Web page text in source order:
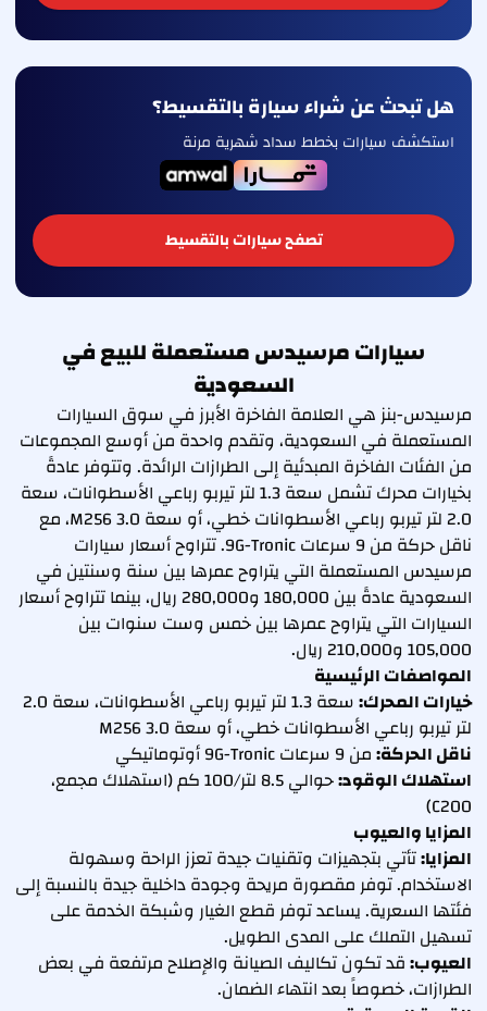
هل تبحث عن شراء سيارة بالتقسيط؟
استكشف سيارات بخطط سداد شهرية مرنة
تصفح سيارات بالتقسيط
سيارات مرسيدس مستعملة للبيع في
السعودية
مرسيدس-بنز هي العلامة الفاخرة الأبرز في سوق السيارات
المستعملة في السعودية، وتقدم واحدة من أوسع المجموعات
من الفئات الفاخرة المبدئية إلى الطرازات الرائدة. وتتوفر عادةً
بخيارات محرك تشمل سعة 1.3 لتر تيربو رباعي الأسطوانات، سعة
2.0 لتر تيربو رباعي الأسطوانات خطي، أو سعة 3.0 M256، مع
ناقل حركة من 9 سرعات 9G-Tronic. تتراوح أسعار سيارات
مرسيدس المستعملة التي يتراوح عمرها بين سنة وسنتين في
السعودية عادةً بين 180,000 و280,000 ريال، بينما تتراوح أسعار
السيارات التي يتراوح عمرها بين خمس وست سنوات بين
105,000 و210,000 ريال.
المواصفات الرئيسية
خيارات المحرك:
سعة 1.3 لتر تيربو رباعي الأسطوانات، سعة 2.0
لتر تيربو رباعي الأسطوانات خطي، أو سعة 3.0 M256
ناقل الحركة:من 9 سرعات 9G-Tronic أوتوماتيكي
استهلاك الوقود:
حوالي 8.5 لتر/100 كم (استهلاك مجمع،
C200)
المزايا والعيوب
المزايا:تأتي بتجهيزات وتقنيات جيدة تعزز الراحة وسهولة
الاستخدام. توفر مقصورة مريحة وجودة داخلية جيدة بالنسبة إلى
فئتها السعرية. يساعد توفر قطع الغيار وشبكة الخدمة على
تسهيل التملك على المدى الطويل.
العيوب:قد تكون تكاليف الصيانة والإصلاح مرتفعة في بعض
الطرازات، خصوصاً بعد انتهاء الضمان.